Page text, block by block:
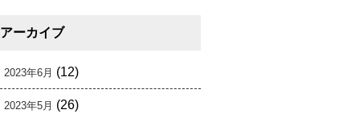
アーカイブ
2023年6月 (12)
2023年5月 (26)